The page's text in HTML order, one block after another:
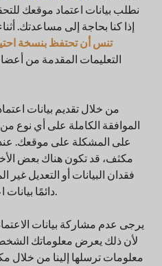
نطلب بيانات اعتماد موقعك
إذا كنا بحاجة إلى مساعدتك.
تنس أن تحتفظ بنسخة
التعليمات المقدمة من
من خلال تقديم بيانات
الموافقة الكاملة على أي نوع من
على المشكلة على موقعك.
مكثف، قد تكون هناك بعض
فقدان البيانات أو التعديل
دائمًا بيانات اعتماد الموقع المرحلية/المكررة.
يرجى عدم مشاركة بيانات
لأن ذلك يعرض معلوماتك
معلومات ترسلها إلينا من خلال